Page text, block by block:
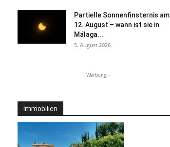
Partielle Sonnenfinsternis am
12. August – wann ist sie in
Málaga...
5. August 2026
- Werbung -
Immobilien